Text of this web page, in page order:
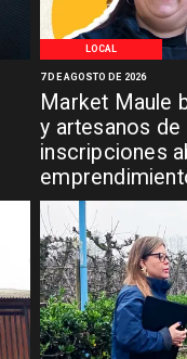
LOCAL
Market Maule
y artesanos de
inscripciones
7 DE AGOSTO DE 2026